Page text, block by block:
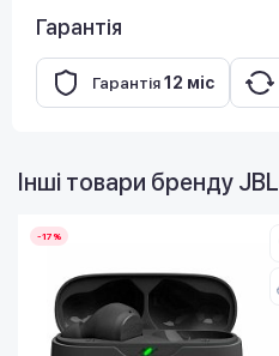
Гарантія
Гарантія12 міс
Інші товари бренду JBL
-17%